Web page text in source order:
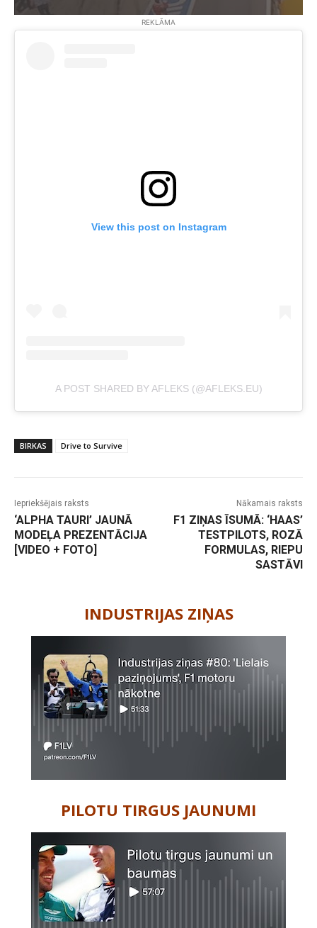
REKLĀMA
View this post on Instagram
A POST SHARED BY AFLEKS (@AFLEKS.EU)
BIRKAS Drive to Survive
Iepriekšējais raksts
‘ALPHA TAURI’ JAUNĀ
MODEĻA PREZENTĀCIJA
[VIDEO + FOTO]
Nākamais raksts
F1 ZIŅAS ĪSUMĀ: ‘HAAS’
TESTPILOTS, ROZĀ
FORMULAS, RIEPU
SASTĀVI
INDUSTRIJAS ZIŅAS
PILOTU TIRGUS JAUNUMI